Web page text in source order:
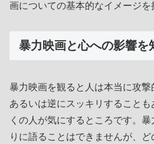
画についての基本的なイメージを
暴力映画と心への影響を
暴力映画を観ると人は本当に攻撃
あるいは逆にスッキリすること
くの人が気にするところです。
りに語ることはできませんが、